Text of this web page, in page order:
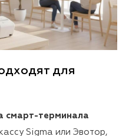
для
смарт-терминала
Sigma или Эвотор,